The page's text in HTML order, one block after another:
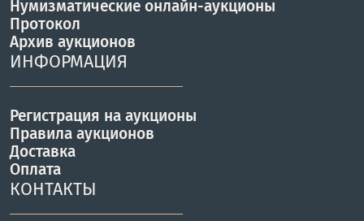
Нумизматические онлайн-аукционы
Протокол
Архив аукционов
ИНФОРМАЦИЯ
Регистрация на аукционы
Правила аукционов
Доставка
Оплата
КОНТАКТЫ